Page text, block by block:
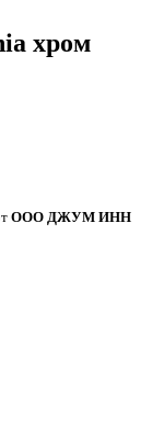
хром
ООО ДЖУМ ИНН